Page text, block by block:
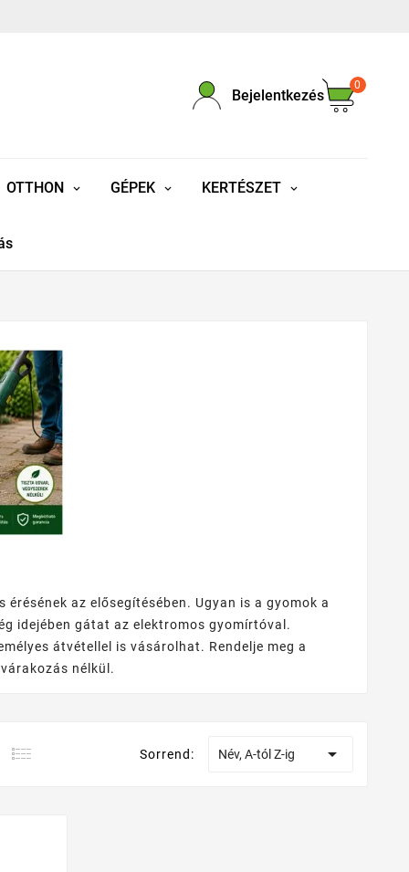
Bejelentkezés
0
OTTHON GÉPEK KERTÉSZET
az elősegítésében. Ugyan is a gyomok a
idejében gátat az elektromos gyomírtóval.
átvétellel is vásárolhat. Rendelje meg a
nélkül.
Sorrend: Név, A-tól Z-ig 